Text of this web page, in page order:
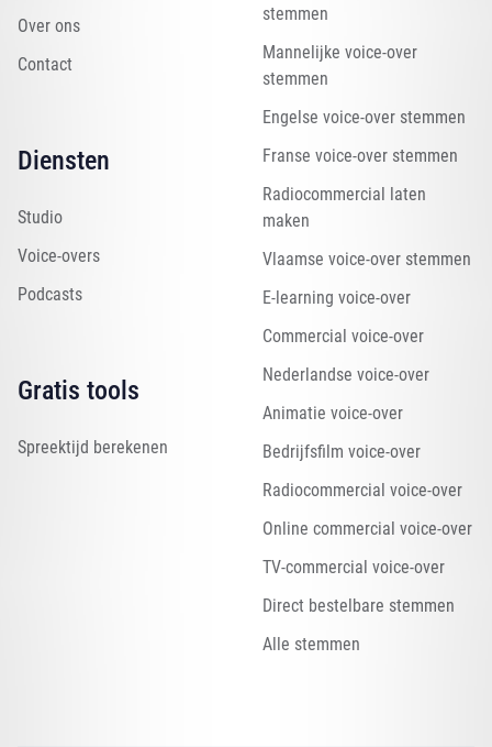
Over ons
Contact
Diensten
Studio
Voice-overs
Podcasts
Gratis tools
Spreektijd berekenen
stemmen
Mannelijke voice-over
stemmen
Engelse voice-over stemmen
Franse voice-over stemmen
Radiocommercial laten
maken
Vlaamse voice-over stemmen
E-learning voice-over
Commercial voice-over
Nederlandse voice-over
Animatie voice-over
Bedrijfsfilm voice-over
Radiocommercial voice-over
Online commercial voice-over
TV-commercial voice-over
Direct bestelbare stemmen
Alle stemmen